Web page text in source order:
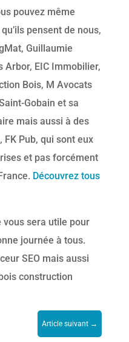
pouvez même
pensent de nous,
Guillaumie
Arbor, EIC Immobilier,
Bois, M Avocats
Gobain et sa
mais aussi à des
Pub, qui sont eux
et pas forcément
Découvrez tous
vous sera utile pour
journée à tous.
SEO mais aussi
construction
Article suivant →